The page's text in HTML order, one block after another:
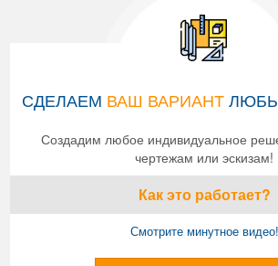
СДЕЛАЕМ ВАШ ВАРИАНТ
Создадим любое индивидуальное
чертежам или эскизам!
Как это работает?
Смотрите минутное видео!